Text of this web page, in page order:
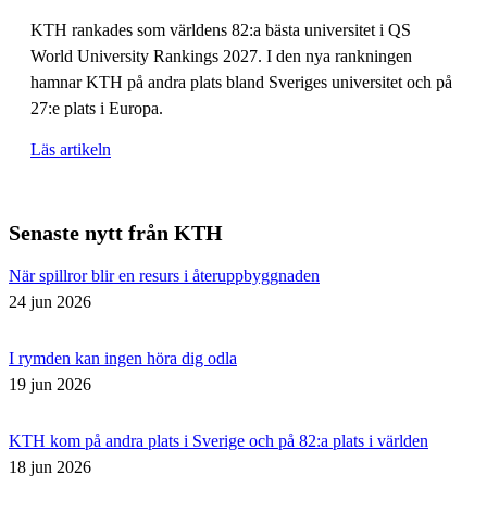
KTH rankades som världens 82:a bästa universitet i QS
World University Rankings 2027. I den nya rankningen
hamnar KTH på andra plats bland Sveriges universitet och på
27:e plats i Europa.
Läs artikeln
Senaste nytt från KTH
När spillror blir en resurs i återuppbyggnaden
24 jun 2026
I rymden kan ingen höra dig odla
19 jun 2026
KTH kom på andra plats i Sverige och på 82:a plats i världen
18 jun 2026